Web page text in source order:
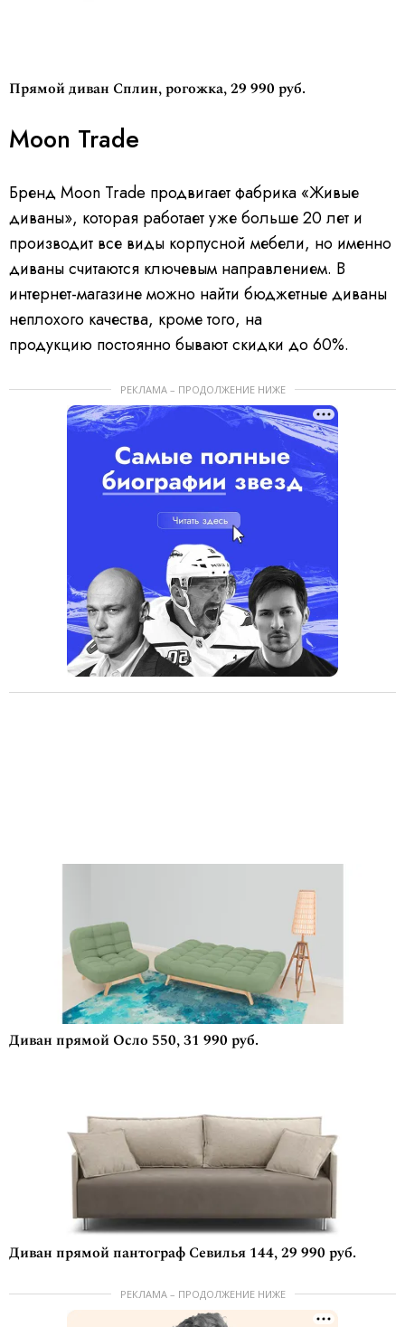
Прямой диван Сплин, рогожка, 29 990 руб.
Moon Trade
Бренд Moon Trade продвигает фабрика «Живые
диваны», которая работает уже больше 20 лет и
производит все виды корпусной мебели, но именно
диваны считаются ключевым направлением. В
интернет-магазине можно найти бюджетные диваны
неплохого качества, кроме того, на
продукцию постоянно бывают скидки до 60%.
РЕКЛАМА – ПРОДОЛЖЕНИЕ НИЖЕ
Диван прямой Осло 550, 31 990 руб.
​Диван прямой пантограф Севилья 144, 29 990 руб.
РЕКЛАМА – ПРОДОЛЖЕНИЕ НИЖЕ